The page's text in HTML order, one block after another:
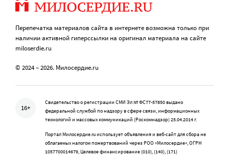
Перепечатка материалов сайта в интернете возможна только при
наличии активной гиперссылки на оригинал материала на сайте
miloserdie.ru
© 2024 – 2026. Милосердие.ru
16+
Свидетельство о регистрации СМИ Эл № ФС77-57850 выдано
федеральной службой по надзору в сфере связи, информационных
технологий и массовых коммуникаций (Роскомнадзор) 25.04.2014 г.
Портал Милосердие.ru использует объявления и веб-сайт для сбора не
облагаемых налогом пожертвований через РОО «Милосердие», ОГРН
1057700014679, Целевое финансирование (010), (140), (171)